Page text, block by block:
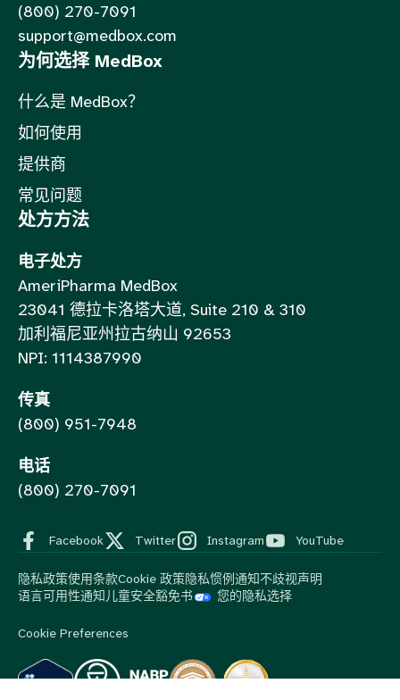
(800) 270-7091
support@medbox.com
为何选择 MedBox
什么是 MedBox？
如何使用
提供商
常见问题
处方方法
电子处方
AmeriPharma MedBox
23041 德拉卡洛塔大道, Suite 210 & 310
加利福尼亚州拉古纳山 92653
NPI: 1114387990
传真
(800) 951-7948
电话
(800) 270-7091
Facebook Twitter Instagram YouTube
隐私政策使用条款Cookie 政策隐私惯例通知不歧视声明
语言可用性通知 儿童安全豁免书 您的隐私选择
Cookie Preferences